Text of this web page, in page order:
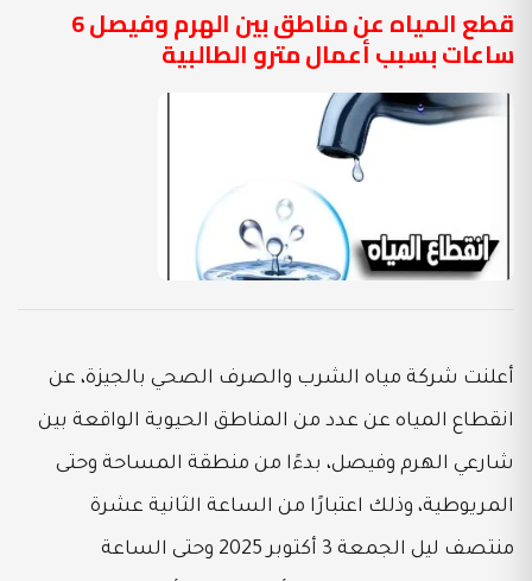
قطع المياه عن مناطق بين الهرم وفيصل 6
ساعات بسبب أعمال مترو الطالبية
أعلنت شركة مياه الشرب والصرف الصحي بالجيزة، عن
انقطاع المياه عن عدد من المناطق الحيوية الواقعة بين
شارعي الهرم وفيصل، بدءًا من منطقة المساحة وحتى
المريوطية، وذلك اعتبارًا من الساعة الثانية عشرة
منتصف ليل الجمعة 3 أكتوبر 2025 وحتى الساعة